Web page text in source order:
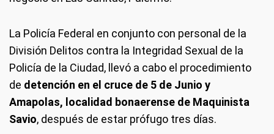
La Policía Federal en conjunto con personal de la
División Delitos contra la Integridad Sexual de la
Policía de la Ciudad, llevó a cabo el procedimiento
de detención en el cruce de 5 de Junio y
Amapolas, localidad bonaerense de Maquinista
Savio, después de estar prófugo tres días.